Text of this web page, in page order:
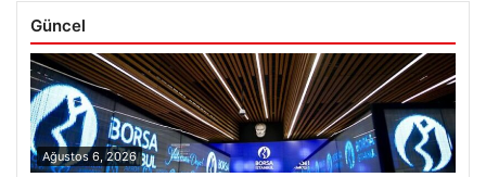
Güncel
Ağustos 6, 2026